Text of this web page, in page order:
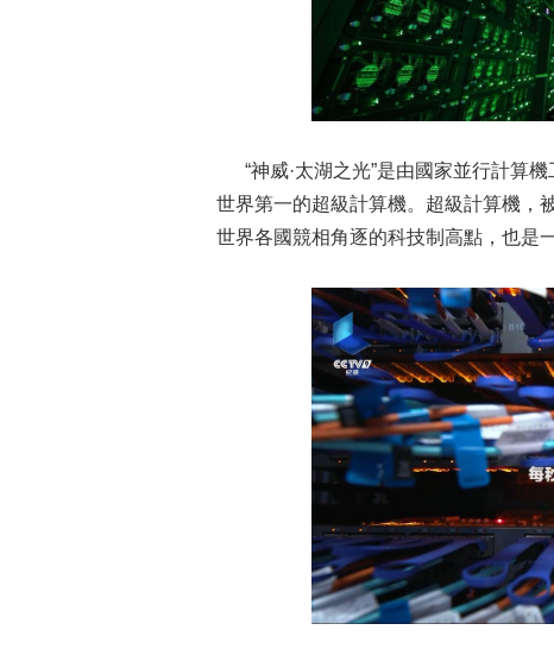
“神威·太湖之光”是由國家並行計算
世界第一的超級計算機。超級計算機，
世界各國競相角逐的科技制高點，也是